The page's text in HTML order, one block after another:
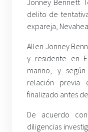
delito de
expareja,
Allen Jonney
y residente en
marino, y
relación previa
finalizado antes
De acuerdo
diligencias